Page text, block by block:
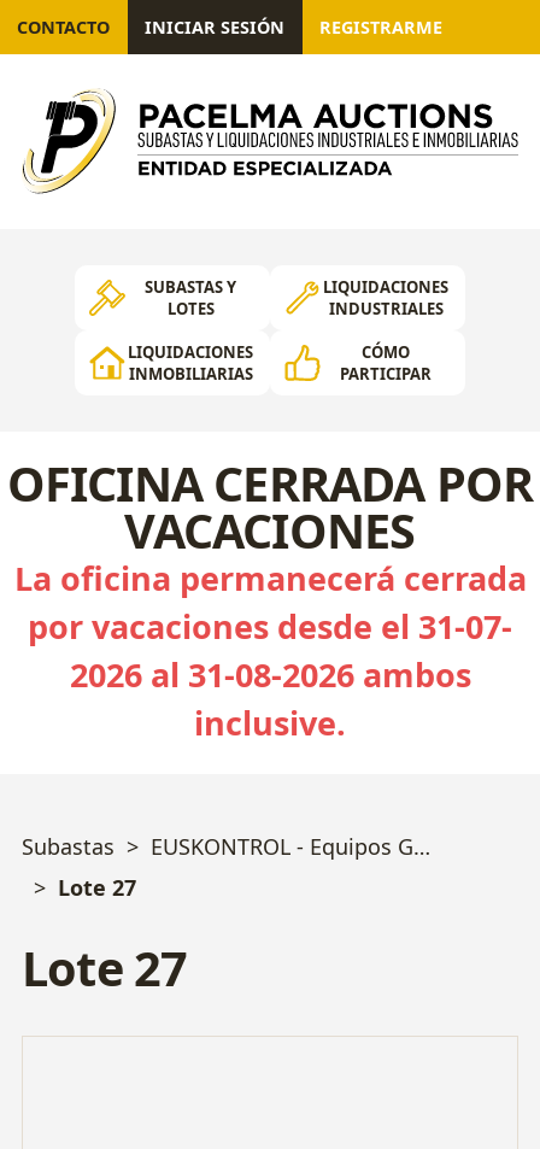
CONTACTO INICIAR SESIÓN REGISTRARME
SUBASTAS Y
LOTES
LIQUIDACIONES
INDUSTRIALES
LIQUIDACIONES
INMOBILIARIAS
CÓMO
PARTICIPAR
OFICINA CERRADA POR
VACACIONES
La oficina permanecerá cerrada
por vacaciones desde el 31-07-
2026 al 31-08-2026 ambos
inclusive.
Subastas
EUSKONTROL - Equipos Geotecnia, Sondeos, Calidad y Ensayos varios - Bizkaia
Lote 27
Lote 27